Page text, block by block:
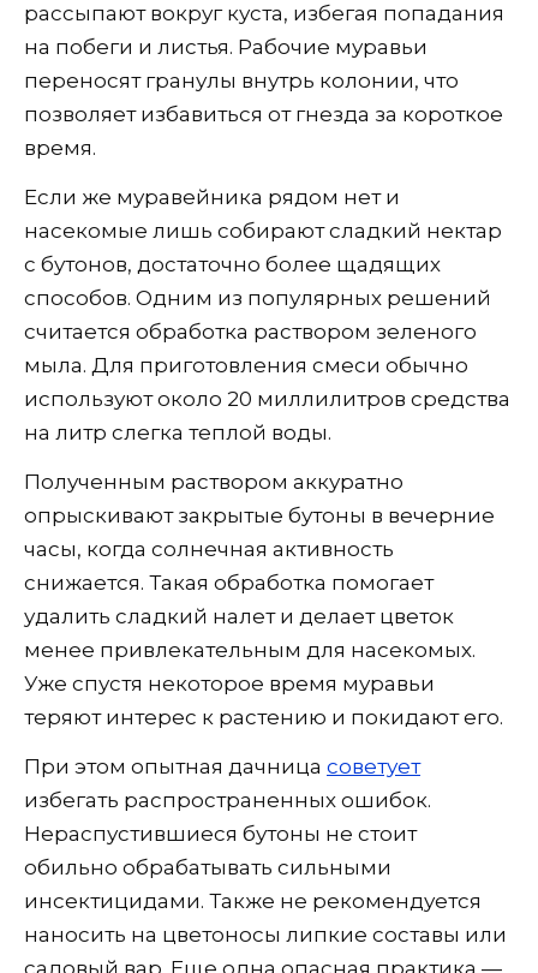
рассыпают вокруг куста, избегая попадания
на побеги и листья. Рабочие муравьи
переносят гранулы внутрь колонии, что
позволяет избавиться от гнезда за короткое
время.
Если же муравейника рядом нет и
насекомые лишь собирают сладкий нектар
с бутонов, достаточно более щадящих
способов. Одним из популярных решений
считается обработка раствором зеленого
мыла. Для приготовления смеси обычно
используют около 20 миллилитров средства
на литр слегка теплой воды.
Полученным раствором аккуратно
опрыскивают закрытые бутоны в вечерние
часы, когда солнечная активность
снижается. Такая обработка помогает
удалить сладкий налет и делает цветок
менее привлекательным для насекомых.
Уже спустя некоторое время муравьи
теряют интерес к растению и покидают его.
При этом опытная дачница советует
избегать распространенных ошибок.
Нераспустившиеся бутоны не стоит
обильно обрабатывать сильными
инсектицидами. Также не рекомендуется
наносить на цветоносы липкие составы или